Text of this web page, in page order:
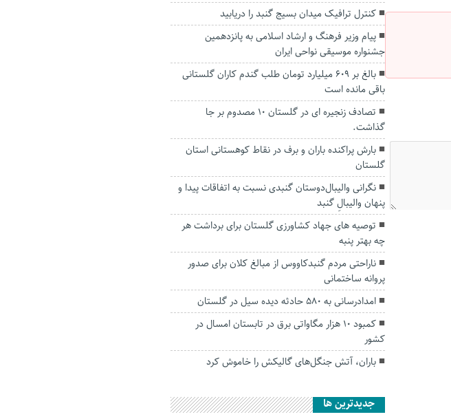
کنترل ترافیک میدان بسیج گنبد را دریابید
پیام وزیر فرهنگ و ارشاد اسلامی به پانزدهمین
جشنواره موسیقی نواحی ایران
بالغ بر ۶۰۹ میلیارد تومان طلب گندم کاران گلستانی
باقی مانده است
تصادف زنجیره ای در گلستان ۱۰ مصدوم بر جا
گذاشت.
بارش پراکنده باران و برف در نقاط کوهستانی استان
گلستان
نگرانی والیبال‌دوستان گنبدی نسبت به اتفاقات‌ پیدا و
پنهان والیبالِ گنبد
توصیه های جهاد کشاورزی گلستان برای برداشت هر
چه بهتر پنبه
ناراحتی مردم گنبدکاووس از مبالغ کلان برای صدور
پروانه ساختمانی
امدادرسانی به ۵۸۰ حادثه دیده سیل در گلستان
کمبود ۱۰ هزار مگاواتی برق در تابستان امسال در
کشور
باران، آتش جنگل‌های گالیکش را خاموش کرد
جديدترين ها